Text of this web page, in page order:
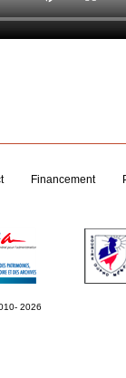
Financement
2026